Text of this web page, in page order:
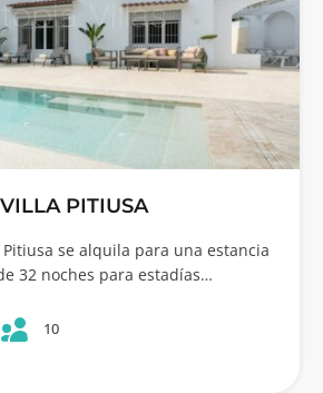
VILLA PITIUSA
se alquila para una estancia
32 noches para estadías…
10